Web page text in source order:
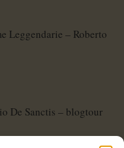
Leggendarie – Roberto
De Sanctis – blogtour